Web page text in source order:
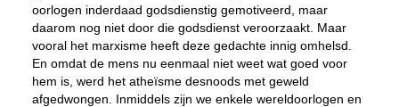
oorlogen inderdaad godsdienstig gemotiveerd, maar
daarom nog niet door die godsdienst veroorzaakt. Maar
vooral het marxisme heeft deze gedachte innig omhelsd.
En omdat de mens nu eenmaal niet weet wat goed voor
hem is, werd het atheïsme desnoods met geweld
afgedwongen. Inmiddels zijn we enkele wereldoorlogen en